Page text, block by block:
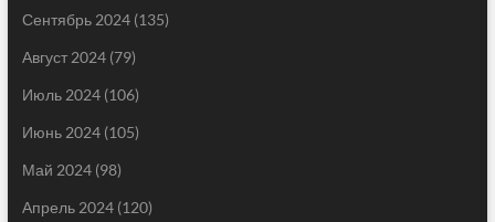
Сентябрь 2024(135)
Август 2024(79)
Июль 2024(106)
Июнь 2024(105)
Май 2024(98)
Апрель 2024(120)